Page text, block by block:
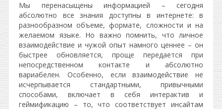
Мы перенасыщены информацией – сегодня
абсолютно все знания доступны в интернете: в
разнообразном объеме, формате, сложности и на
желаемом языке. Но важно помнить, что личное
взаимодействие и чужой опыт намного ценнее – он
быстрее обновляется, проще передается при
непосредственном контакте и абсолютно
вариабелен. Особенно, если взаимодействие не
исчерпывается стандартными, привычными
способами, включает в себя интерактив и
геймификацию – то, что соответствует инсайтам